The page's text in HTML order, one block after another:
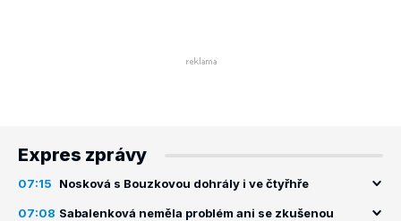
Expres zprávy
07:15 Nosková s Bouzkovou dohrály i ve čtyřhře
07:08 Sabalenková neměla problém ani se zkušenou